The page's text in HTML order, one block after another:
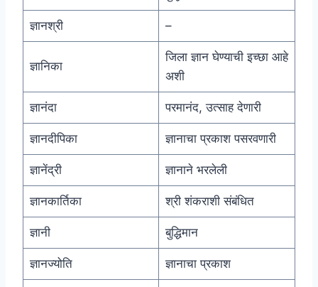
ज्ञानश्री –
ज्ञानिका
जिला ज्ञान घेण्याची इच्छा आहे
अशी
ज्ञानंदा परमानंद, उत्साह देणारी
ज्ञानदीपिका ज्ञानाचा प्रकाश पसरवणारी
ज्ञानेंद्री ज्ञानाने भरलेली
ज्ञानकार्तिका श्री शंकराशी संबंधित
ज्ञानी बुद्धिमान
ज्ञानज्योति ज्ञानाचा प्रकाश